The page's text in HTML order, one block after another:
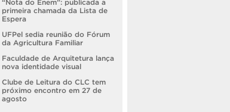
“Nota do Enem”: publicada a
primeira chamada da Lista de
Espera
UFPel sedia reunião do Fórum
da Agricultura Familiar
Faculdade de Arquitetura lança
nova identidade visual
Clube de Leitura do CLC tem
próximo encontro em 27 de
agosto